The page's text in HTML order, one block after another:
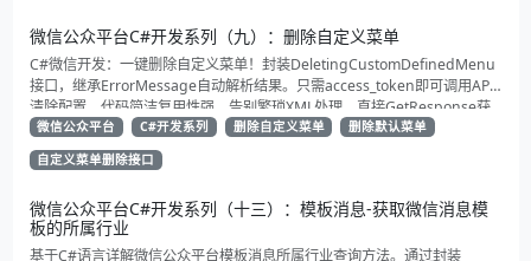
微信公众平台C#开发系列（九）：删除自定义菜单
C#微信开发：一键删除自定义菜单！封装DeletingCustomDefinedMenu
接口，继承ErrorMessage自动解析结果。只需access_token即可调用API
清除配置。代码简洁复用性强，告别繁琐XML处理，直接GetResponse获
取状态。适合动态管理公众号的开发者，建议收藏备用！
微信公众平台 C#开发系列 删除自定义菜单
删除默认菜单
自定义菜单删除接口
微信公众平台C#开发系列（十三）：模板消息-获取微信消息模
板的所属行业
基于C#语言详解微信公众平台模板消息所属行业查询方法。通过封装